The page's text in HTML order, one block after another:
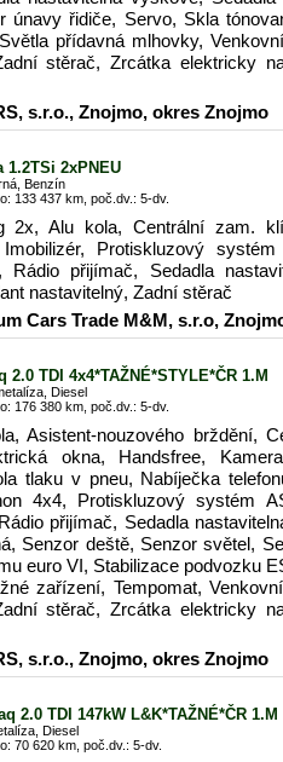
únavy řidiče, Servo, Skla
přídavná mlhovky,
stěrač, Zrcátka elektricky
s.r.o., Znojmo, okres Znojmo
1.2TSi 2xPNEU
Benzín
133 437 km, poč.dv.: 5-dv.
2x, Alu kola, Centrální zam.
Protiskluzový
Rádio přijímač, Sedadla
nastavitelný, Zadní stěrač
Cars Trade M&M, s.r.o,
2.0 TDI 4x4*TAŽNÉ*STYLE*ČR 1.M
Diesel
176 380 km, poč.dv.: 5-dv.
Asistent-nouzového brždění,
okna, Handsfree,
tlaku v pneu, Nabíječka
4x4, Protiskluzový systém
přijímač, Sedadla
Senzor deště, Senzor světel,
euro VI, Stabilizace podvozku
zařízení, Tempomat,
stěrač, Zrcátka elektricky
s.r.o., Znojmo, okres Znojmo
2.0 TDI 147kW L&K*TAŽNÉ*ČR 1.M
Diesel
70 620 km, poč.dv.: 5-dv.